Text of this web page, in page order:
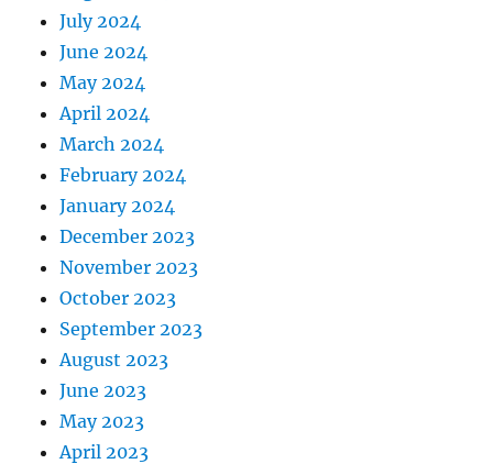
July 2024
June 2024
May 2024
April 2024
March 2024
February 2024
January 2024
December 2023
November 2023
October 2023
September 2023
August 2023
June 2023
May 2023
April 2023